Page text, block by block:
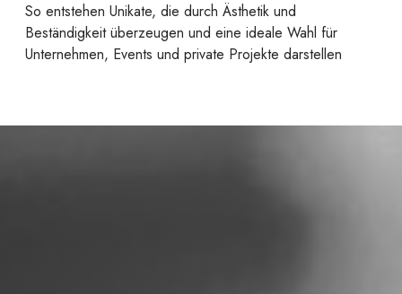
So entstehen Unikate, die durch Ästhetik und
Beständigkeit überzeugen und eine ideale Wahl für
Unternehmen, Events und private Projekte darstellen